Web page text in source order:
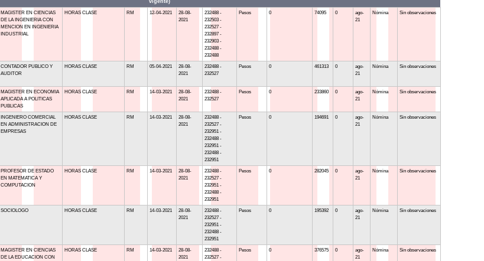
vigente)
MAGISTER EN CIENCIAS
DE LA INGENIERIA CON
MENCION EN INGENIERIA
INDUSTRIAL
HORAS CLASE RM 12-04-2021
28-08-
2021
232488 -
232503 -
232527 -
232897 -
232903 -
232488 -
232488
Pesos 0 74095 0
ago-
21
Nómina Sin observaciones
CONTADOR PUBLICO Y
AUDITOR
HORAS CLASE RM 05-04-2021
28-08-
2021
232488 -
232527
Pesos 0 461313 0
ago-
21
Nómina Sin observaciones
MAGISTER EN ECONOMIA
APLICADA A POLITICAS
PUBLICAS
HORAS CLASE RM 14-03-2021
28-08-
2021
232488 -
232527
Pesos 0 233860 0
ago-
21
Nómina Sin observaciones
INGENIERO COMERCIAL
EN ADMINISTRACION DE
EMPRESAS
HORAS CLASE RM 14-03-2021
28-08-
2021
232488 -
232527 -
232951 -
232488 -
232951 -
232488 -
232951
Pesos 0 194691 0
ago-
21
Nómina Sin observaciones
PROFESOR DE ESTADO
EN MATEMATICA Y
COMPUTACION
HORAS CLASE RM 14-03-2021
28-08-
2021
232488 -
232527 -
232951 -
232488 -
232951
Pesos 0 282045 0
ago-
21
Nómina Sin observaciones
SOCIOLOGO HORAS CLASE RM 14-03-2021
28-08-
2021
232488 -
232527 -
232951 -
232488 -
232951
Pesos 0 195392 0
ago-
21
Nómina Sin observaciones
MAGISTER EN CIENCIAS
DE LA EDUCACION CON
HORAS CLASE RM 14-03-2021
28-08-
2021
232488 -
232527 -
Pesos 0 376575 0
ago-
21
Nómina Sin observaciones